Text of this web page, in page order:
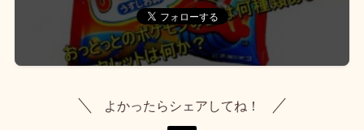
よかったらシェアしてね！